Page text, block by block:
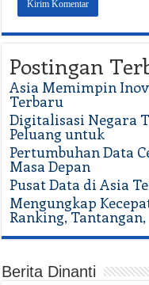
Postingan
Asia Memimpin
Terbaru
Digitalisasi Negara
Peluang untuk
Pertumbuhan Data
Masa Depan
Pusat Data di Asia
Mengungkap
Ranking, Tantangan,
Berita Dinanti